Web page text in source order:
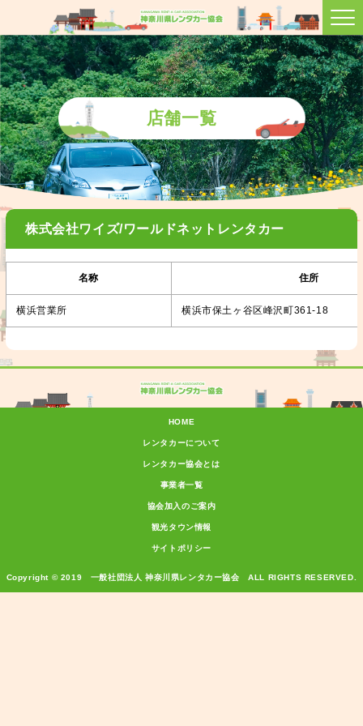
店舗一覧
株式会社ワイズ/ワールドネットレンタカー
名称 住所
横浜営業所 横浜市保土ヶ谷区峰沢町361-18
HOME
レンタカーについて
レンタカー協会とは
事業者一覧
協会加入のご案内
観光タウン情報
サイトポリシー
Copyright © 2019 一般社団法人 神奈川県レンタカー協会 ALL RIGHTS RESERVED.